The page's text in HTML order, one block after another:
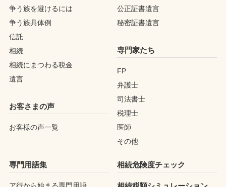
争う族を避けるには
争う族具体例
信託
相続
相続にまつわる税金
遺言
お客さまの声
お客様の声一覧
公正証書遺言
秘密証書遺言
専門家たち
FP
弁護士
司法書士
税理士
医師
その他
専門用語集 相続危険度チェック